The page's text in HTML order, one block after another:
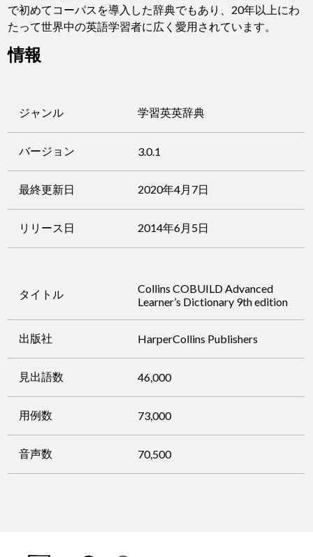
で初めてコーパスを導入した辞典でもあり、20年以上にわ
たって世界中の英語学習者に広く愛用されています。
情報
ジャンル 学習英英辞典
バージョン 3.0.1
最終更新日 2020年4月7日
リリース日 2014年6月5日
タイトル
Collins COBUILD Advanced
Learner’s Dictionary 9th edition
出版社 HarperCollins Publishers
見出語数 46,000
用例数 73,000
音声数 70,500